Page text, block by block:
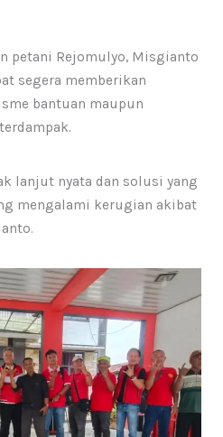
petani Rejomulyo, Misgianto
segera memberikan
bantuan maupun
lanjut nyata dan solusi yang
mengalami kerugian akibat